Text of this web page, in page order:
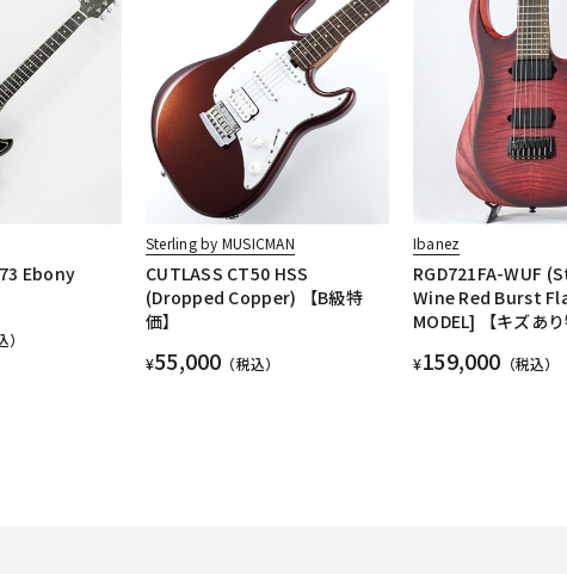
Ebony
）
Sterling by MUSICMAN
CUTLASS CT50 HSS
(Dropped Copper) 【B級特
価】
¥55,000 （税込）
Ibanez
RGD721FA-WUF
Wine Red Burst
MODEL] 【キズあり
¥159,000 （税込）